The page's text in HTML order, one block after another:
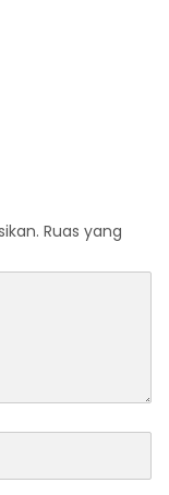
Ruas yang